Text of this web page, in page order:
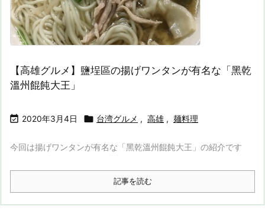
【高雄グルメ】鹽埕區の揚げワンタンが有名な「黑乾
溫州餛飩大王」
 2020年3月4日  台湾グルメ , 高雄 , 麺料理
今回は揚げワンタンが有名な「黑乾溫州餛飩大王」の紹介です
記事を読む